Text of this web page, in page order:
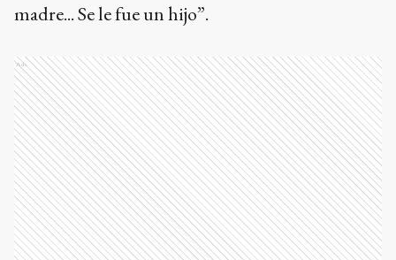
madre... Se le fue un hijo”.
Ads